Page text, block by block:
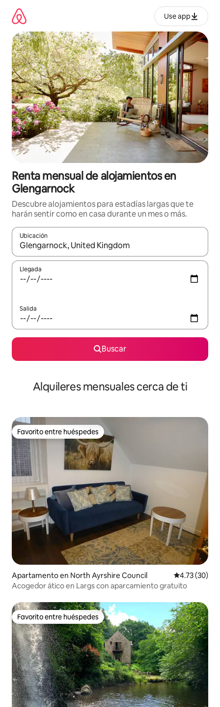
contenido
Use app
Renta mensual de alojamientos en
Glengarnock
Descubre alojamientos para estadías largas que te
harán sentir como en casa durante un mes o más.
Ubicación
Cuando los resultados estén disponibles, navega con las
Llegada
Salida
Buscar
Alquileres mensuales cerca de ti
Favorito entre huéspedes
Favorito entre huéspedes
Apartamento en North Ayrshire Council Calificación
4.73 (30)
Acogedor ático en Largs con aparcamiento gratuito
Favorito entre huéspedes
Favorito entre huéspedes